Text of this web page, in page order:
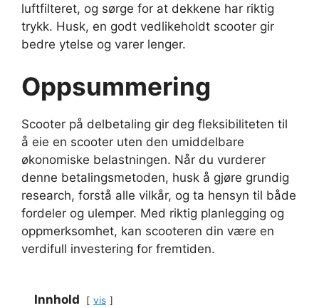
luftfilteret, og sørge for at dekkene har riktig
trykk. Husk, en godt vedlikeholdt scooter gir
bedre ytelse og varer lenger.
Oppsummering
Scooter på delbetaling gir deg fleksibiliteten til
å eie en scooter uten den umiddelbare
økonomiske belastningen. Når du vurderer
denne betalingsmetoden, husk å gjøre grundig
research, forstå alle vilkår, og ta hensyn til både
fordeler og ulemper. Med riktig planlegging og
oppmerksomhet, kan scooteren din være en
verdifull investering for fremtiden.
Innhold vis